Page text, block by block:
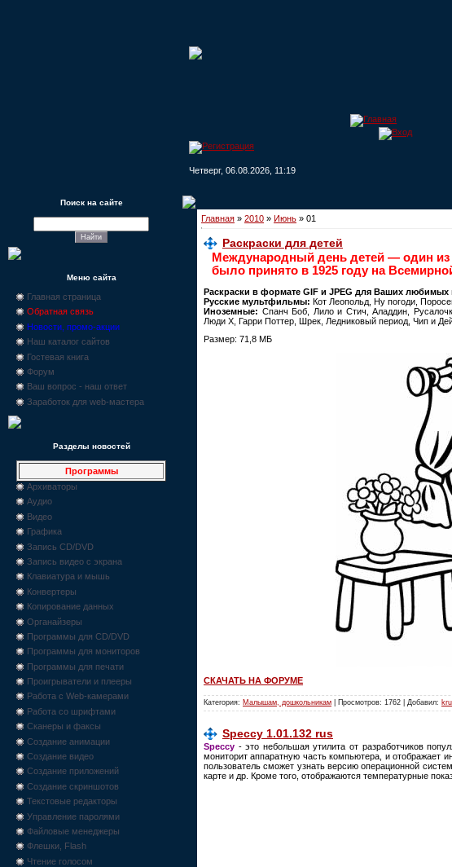
Четверг, 06.08.2026, 11:19
Поиск на сайте
Меню сайта
Главная страница
Обратная связь
Новости, промо-акции
Наш каталог сайтов
Гостевая книга
Форум
Ваш вопрос - наш ответ
Заработок для web-мастера
Разделы новостей
Программы
Архиваторы
Аудио
Видео
Графика
Запись CD/DVD
Запись видео с экрана
Клавиатура и мышь
Конвертеры
Копирование данных
Органайзеры
Программы для CD/DVD
Программы для мониторов
Программы для печати
Проигрыватели и плееры
Работа с Web-камерами
Работа со шрифтами
Сканеры и факсы
Создание анимации
Создание видео
Создание приложений
Создание скриншотов
Текстовые редакторы
Управление паролями
Файловые менеджеры
Флешки, Flash
Чтение голосом
Главная » 2010 » Июнь » 01
Раскраски для детей
Международный день детей — один
было принято в 1925 году на
Раскраски в формате GIF и JPEG для Ваших любимых
Русские мультфильмы: Кот Леопольд, Ну погоди,
Иноземные: Спанч Боб, Лило и Стич, Аладдин,
Люди X, Гарри Поттер, Шрек, Ледниковый период, Чип и
Размер: 71,8 МБ
СКАЧАТЬ НА ФОРУМЕ
Категория: Малышам, дошкольникам | Просмотров: 1762 | Добавил:
Speccy 1.01.132 rus
Speccy - это небольшая утилита от разработчиков
мониторит аппаратную часть компьютера, и отображает
пользователь сможет узнать версию операционной
карте и др. Кроме того, отображаются температурные